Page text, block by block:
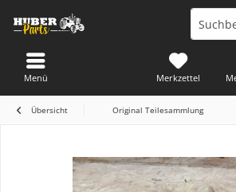
Merkzettel
Menü
Übersicht Original Teilesammlung